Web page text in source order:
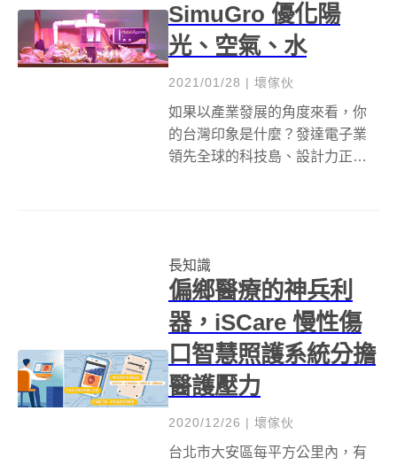
SimuGro 優化陽
光、空氣、水
2021/01/28 | 壞傢伙
如果以產業發展的角度來看，你
的台灣印象是什麼？發達電子業
領先全球的科技島、設計力正在
起台灣經濟重要支柱，農業，那
個既辛苦又不被重...
長知識
偏鄉醫療的神兵利
器，iSCare 慢性傷
口智慧照護系統分擔
醫護壓力
2020/12/26 | 壞傢伙
台北市大安區每平方公里內，有